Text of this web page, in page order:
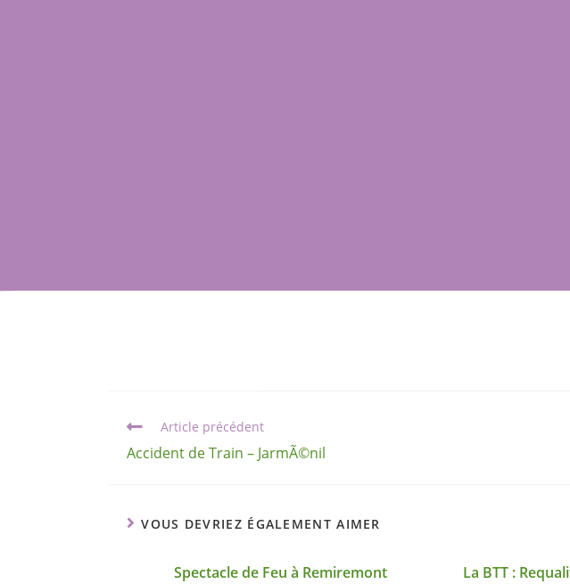
Article précédent
Accident de Train – JarmÃ©nil
VOUS DEVRIEZ ÉGALEMENT AIMER
Spectacle de Feu à Remiremont La BTT :